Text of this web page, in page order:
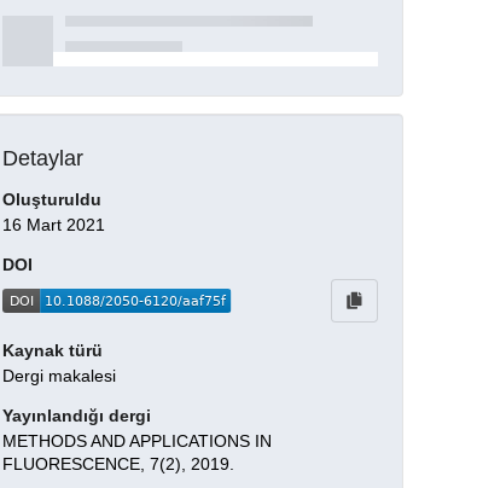
Detaylar
Oluşturuldu
16 Mart 2021
DOI
Kaynak türü
Dergi makalesi
Yayınlandığı dergi
METHODS AND APPLICATIONS IN
FLUORESCENCE, 7(2), 2019.